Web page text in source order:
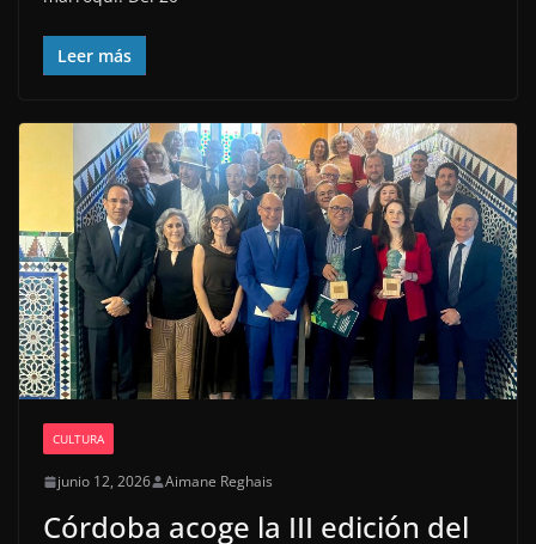
Leer más
CULTURA
junio 12, 2026 Aimane Reghais
Córdoba acoge la III edición del